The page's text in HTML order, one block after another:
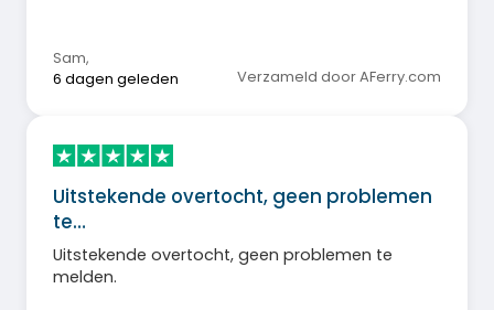
Sam,
6 dagen geleden
Verzameld door AFerry.com
Uitstekende overtocht, geen problemen
te…
Uitstekende overtocht, geen problemen te
melden.